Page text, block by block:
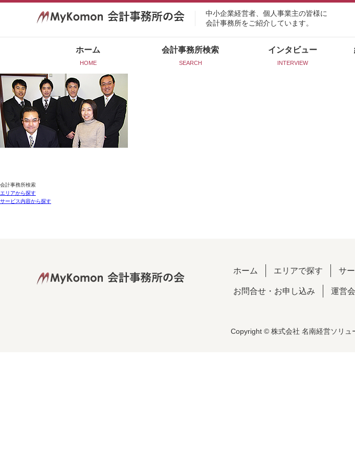
中小企業経営者、個人事業主の皆様に
会計事務所をご紹介しています。
ホーム
HOME
会計事務所検索
SEARCH
インタビュー
INTERVIEW
会計事務所検索
エリアから探す
サービス内容から探す
ホーム エリアで探す サ
お問合せ・お申し込み 運営
Copyright © 株式会社 名南経営ソリュ